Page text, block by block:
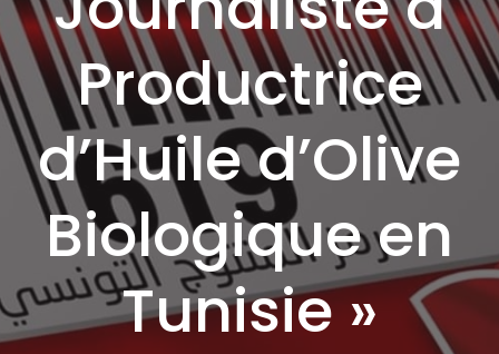
Productrice
d’Huile d’Olive
Biologique en
Tunisie »